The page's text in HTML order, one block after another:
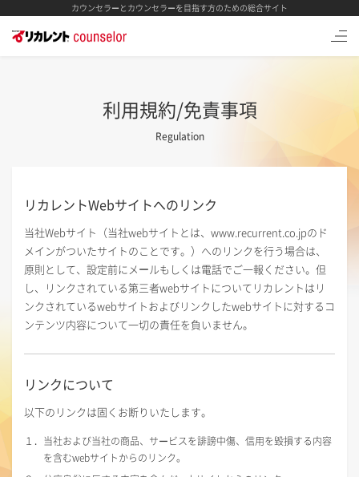
カウンセラーとカウンセラーを目指す方のための総合サイト
利用規約/免責事項
Regulation
リカレントWebサイトへのリンク
当社Webサイト（当社webサイトとは、www.recurrent.co.jpのド
メインがついたサイトのことです。）へのリンクを行う場合は、
原則として、設定前にメールもしくは電話でご一報ください。但
し、リンクされている第三者webサイトについてリカレントはリ
ンクされているwebサイトおよびリンクしたwebサイトに対するコ
ンテンツ内容について一切の責任を負いません。
リンクについて
以下のリンクは固くお断りいたします。
１．当社および当社の商品、サービスを誹謗中傷、信用を毀損する内容
を含むwebサイトからのリンク。